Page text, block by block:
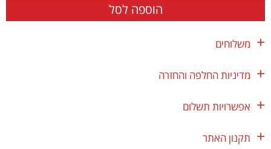
הוספה לסל
משלוחים
מדיניות החלפה והחזרה
אפשרויות תשלום
תקנון האתר